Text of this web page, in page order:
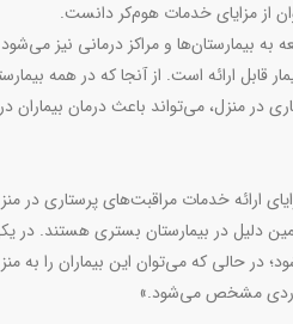
از مزایای خدمات هوم‌کر دانست.
بیمارستان‌ها و مراکز درمانی نیز می‌شود
قابل ارائه است. از آنجا که در همه
منزل، می‌تواند باعث درمان بیماران
ارائه خدمات مراقبت‌های پرستاری در
دلیل در بیمارستان بستری هستند. در
در حالی که می‌توان این بیماران را به
مواردی مشخص می‌شود.»